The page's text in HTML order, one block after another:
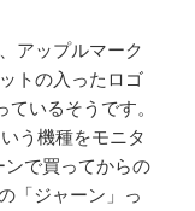
アップルマーク
トの入ったロゴ
ているそうです。
う機種をモニタ
ンで買ってからの
「ジャーン」っ